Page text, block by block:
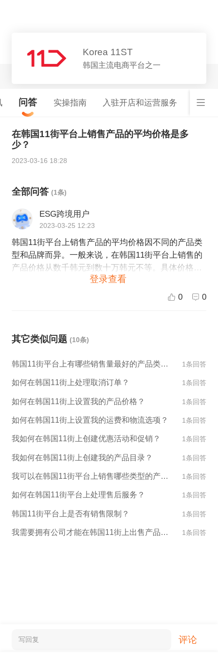
Korea 11ST
韩国主流电商平台之一
问答 实操指南 入驻开店和运营服务 韩国
在韩国11街平台上销售产品的平均价格是多
少？
2023-03-16 18:28
全部问答 (1条)
ESG跨境用户
2023-03-25 12:23
韩国11街平台上销售产品的平均价格因不同的产品类
型和品牌而异。一般来说，在韩国11街平台上销售的
产品价格从数千韩元到数十万韩元不等。具体价格，
需要根据不同产品的细节和规格来决定。
登录查看
0 0
其它类似问题 (10条)
韩国11街平台上有哪些销售量最好的产品类别？ 1条回答
如何在韩国11街上处理取消订单？ 1条回答
如何在韩国11街上设置我的产品价格？ 1条回答
如何在韩国11街上设置我的运费和物流选项？ 1条回答
我如何在韩国11街上创建优惠活动和促销？ 1条回答
我如何在韩国11街上创建我的产品目录？ 1条回答
我可以在韩国11街平台上销售哪些类型的产品？ 1条回答
如何在韩国11街平台上处理售后服务？ 1条回答
韩国11街平台上是否有销售限制？ 1条回答
我需要拥有公司才能在韩国11街上出售产品吗？ 1条回答
写回复 评论